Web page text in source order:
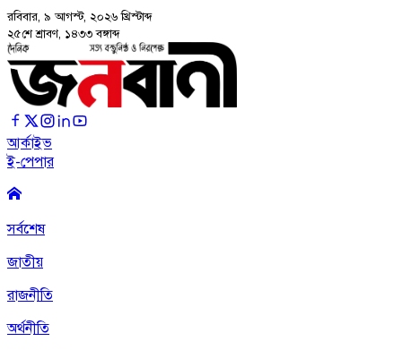
রবিবার, ৯ আগস্ট, ২০২৬ খ্রিস্টাব্দ
২৫শে শ্রাবণ, ১৪৩৩ বঙ্গাব্দ
আর্কাইভ
ই-পেপার
সর্বশেষ
জাতীয়
রাজনীতি
অর্থনীতি